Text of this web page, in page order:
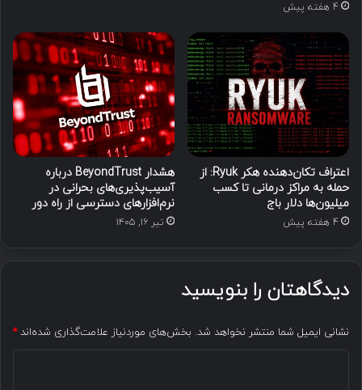
4 هفته پیش
اعتراف تکان‌دهنده هکر Ryuk: از
حمله به مراکز درمانی تا کسب
میلیون‌ها دلار باج
4 هفته پیش
هشدار BeyondTrust درباره
آسیب‌پذیری‌های بحرانی در
نرم‌افزارهای دسترسی از راه دور
تیر ۱۶, ۱۴۰۵
دیدگاهتان را بنویسید
نشانی ایمیل شما منتشر نخواهد شد. بخش‌های موردنیاز علامت‌گذاری شده‌اند*